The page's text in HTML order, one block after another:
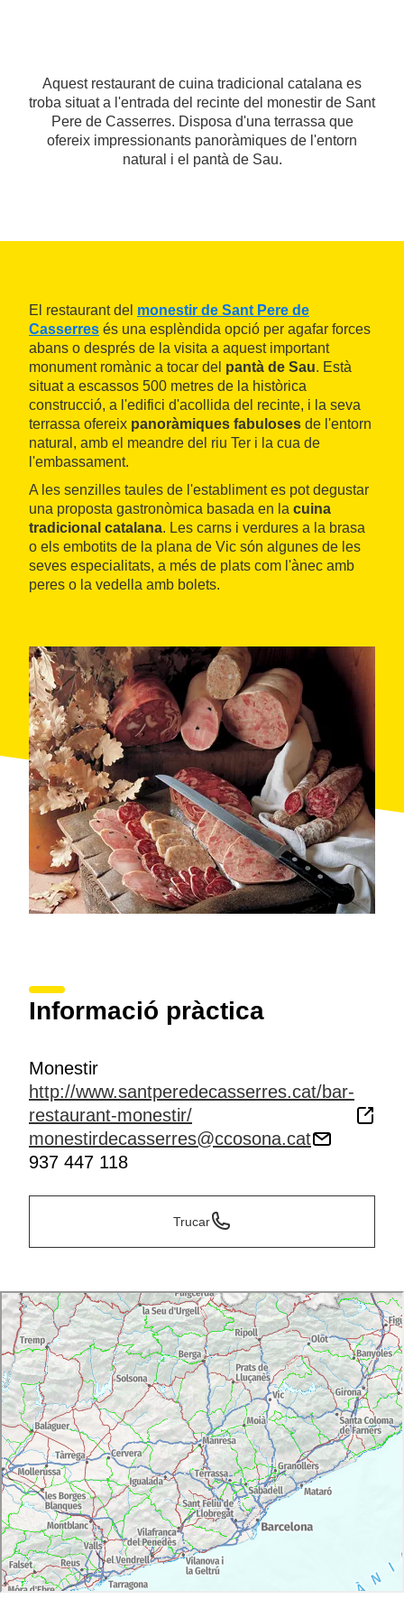
Aquest restaurant de cuina tradicional catalana es
troba situat a l'entrada del recinte del monestir de Sant
Pere de Casserres. Disposa d'una terrassa que
ofereix impressionants panoràmiques de l'entorn
natural i el pantà de Sau.
El restaurant del monestir de Sant Pere de
Casserres és una esplèndida opció per agafar forces
abans o després de la visita a aquest important
monument romànic a tocar del pantà de Sau. Està
situat a escassos 500 metres de la històrica
construcció, a l'edifici d'acollida del recinte, i la seva
terrassa ofereix panoràmiques fabuloses de l'entorn
natural, amb el meandre del riu Ter i la cua de
l'embassament.
A les senzilles taules de l'establiment es pot degustar
una proposta gastronòmica basada en la cuina
tradicional catalana. Les carns i verdures a la brasa
o els embotits de la plana de Vic són algunes de les
seves especialitats, a més de plats com l'ànec amb
peres o la vedella amb bolets.
Informació pràctica
Monestir
http://www.santperedecasserres.cat/bar-
restaurant-monestir/
monestirdecasserres@ccosona.cat
937 447 118
Trucar